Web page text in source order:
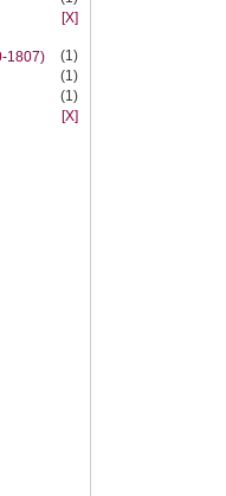
[X]
1807)
(1)
(1)
(1)
[X]